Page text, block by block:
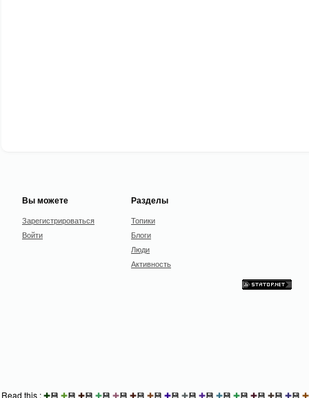
Вы можете
Зарегистрироваться
Войти
Разделы
Топики
Блоги
Люди
Активность
Read this :✚💾 ✚💾 ✚💾 ✚💾 ✚💾 ✚💾 ✚💾 ✚💾 ✚💾 ✚💾 ✚💾 ✚💾 ✚💾 ✚💾 ✚💾 ✚